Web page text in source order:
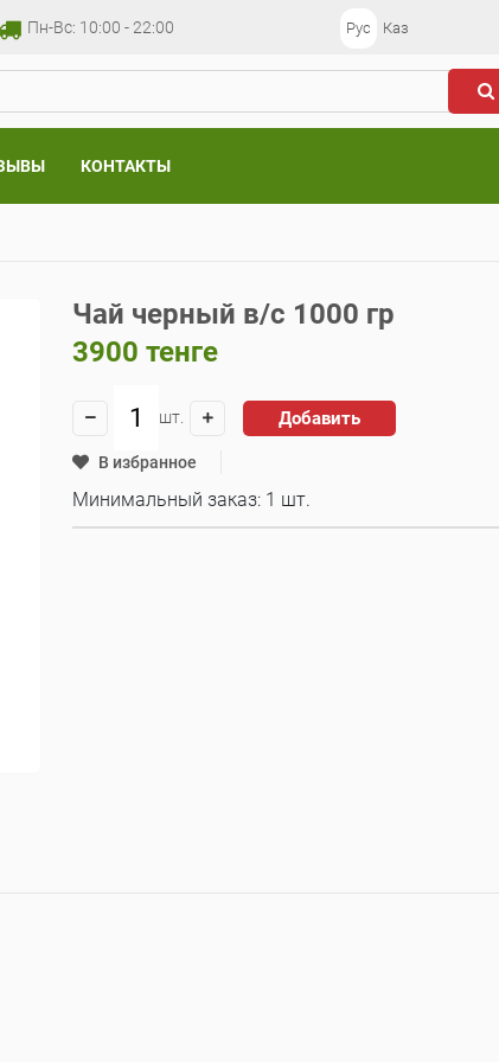
Пн-Вс: 10:00 - 22:00 Рус Каз
КОНТАКТЫ
Чай черный в/с 1000 гр
3900 тенге
шт. Добавить
В избранное
Минимальный заказ: 1 шт.